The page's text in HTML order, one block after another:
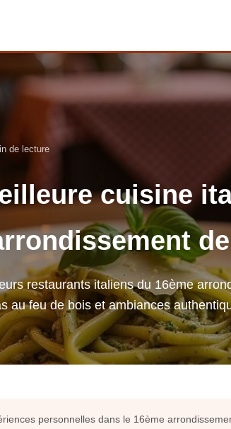
de lecture
cuisine
restaurants italiens du 16ème
au feu de bois et ambiances
personnelles dans le 16ème